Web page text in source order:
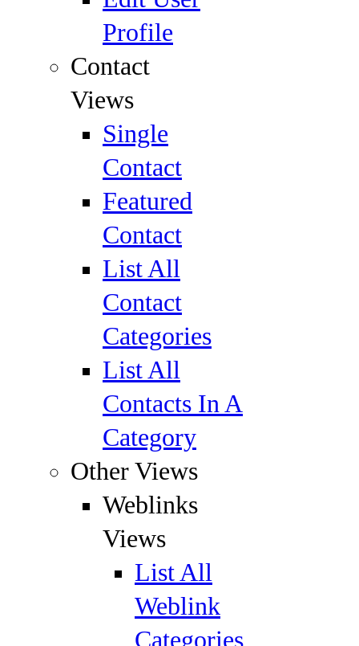
Profile
Contact
Views
Single
Contact
Featured
Contact
List All
Contact
Categories
List All
Contacts In A
Category
Other Views
Weblinks
Views
List All
Weblink
Categories